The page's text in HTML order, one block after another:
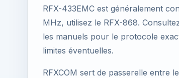
RFX-433EMC est généralement
MHz, utilisez le RFX-868.
les manuels pour le protocole
limites éventuelles.
RFXCOM sert de passerelle entre